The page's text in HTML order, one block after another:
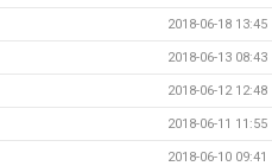
2018-06-18 13:45
2018-06-13 08:43
2018-06-12 12:48
2018-06-11 11:55
2018-06-10 09:41